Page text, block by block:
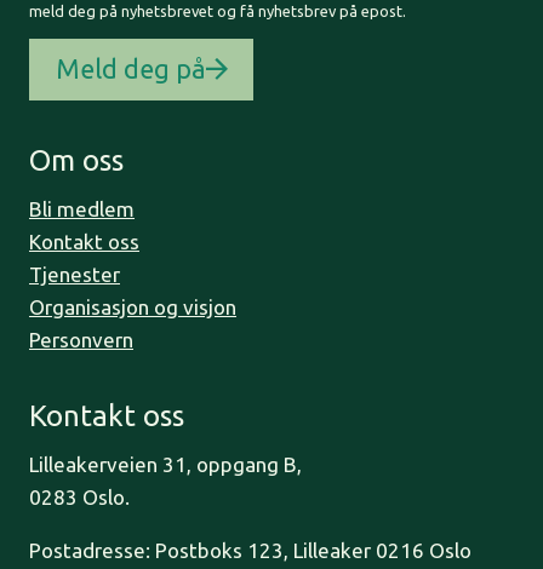
meld deg på nyhetsbrevet og få nyhetsbrev på epost.
Meld deg på
Om oss
Bli medlem
Kontakt oss
Tjenester
Organisasjon og visjon
Personvern
Kontakt oss
Lilleakerveien 31, oppgang B,
0283 Oslo.
Postadresse: Postboks 123, Lilleaker 0216 Oslo